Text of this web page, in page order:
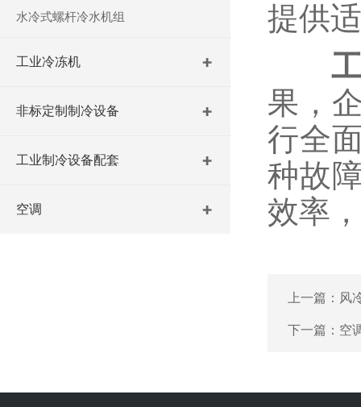
水冷式螺杆冷水机组
工业冷冻机
非标定制制冷设备
工业制冷设备配套
空调
提供
果，
行全
种故
效率
上一篇： 风
下一篇： 空